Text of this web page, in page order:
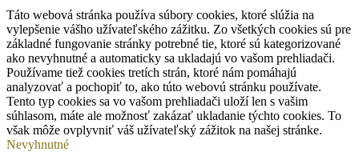
Táto webová stránka používa súbory cookies, ktoré slúžia na
vylepšenie vášho užívateľského zážitku. Zo všetkých cookies sú pre
základné fungovanie stránky potrebné tie, ktoré sú kategorizované
ako nevyhnutné a automaticky sa ukladajú vo vašom prehliadači.
Používame tiež cookies tretích strán, ktoré nám pomáhajú
analyzovať a pochopiť to, ako túto webovú stránku používate.
Tento typ cookies sa vo vašom prehliadači uloží len s vašim
súhlasom, máte ale možnosť zakázať ukladanie týchto cookies. To
však môže ovplyvniť váš užívateľský zážitok na našej stránke.
Nevyhnutné